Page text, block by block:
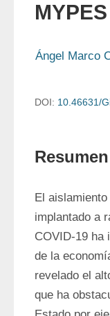
MYPES
Ángel Marco
DOI: 10.46631/
Resumen
El
implantado a
COVID-19 ha
de la
revelado el
que ha